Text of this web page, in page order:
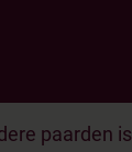
paarden is